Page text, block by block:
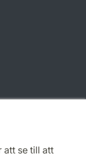
att se till att